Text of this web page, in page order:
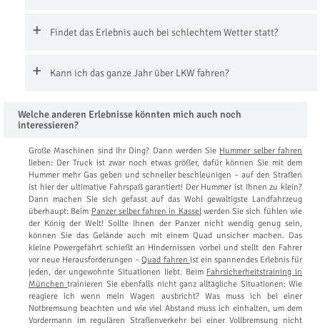
Findet das Erlebnis auch bei schlechtem Wetter statt?
Kann ich das ganze Jahr über LKW fahren?
Welche anderen Erlebnisse könnten mich auch noch
interessieren?
Große Maschinen sind Ihr Ding? Dann werden Sie Hummer selber fahren
lieben: Der Truck ist zwar noch etwas größer, dafür können Sie mit dem
Hummer mehr Gas geben und schneller beschleunigen – auf den Straßen
ist hier der ultimative Fahrspaß garantiert! Der Hummer ist Ihnen zu klein?
Dann machen Sie sich gefasst auf das Wohl gewaltigste Landfahrzeug
überhaupt: Beim Panzer selber fahren in Kasselwerden Sie sich fühlen wie
der König der Welt! Sollte Ihnen der Panzer nicht wendig genug sein,
können Sie das Gelände auch mit einem Quad unsicher machen. Das
kleine Powergefährt schießt an Hindernissen vorbei und stellt den Fahrer
vor neue Herausforderungen –Quad fahren ist ein spannendes Erlebnis für
jeden, der ungewohnte Situationen liebt. Beim Fahrsicherheitstraining in
Münchentrainieren Sie ebenfalls nicht ganz alltägliche Situationen: Wie
reagiere ich wenn mein Wagen ausbricht? Was muss ich bei einer
Notbremsung beachten und wie viel Abstand muss ich einhalten, um dem
Vordermann im regulären Straßenverkehr bei einer Vollbremsung nicht